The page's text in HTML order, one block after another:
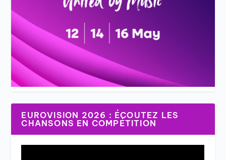
EUROVISION 2026 : ÉCOUTEZ LES
CHANSONS EN COMPÉTITION